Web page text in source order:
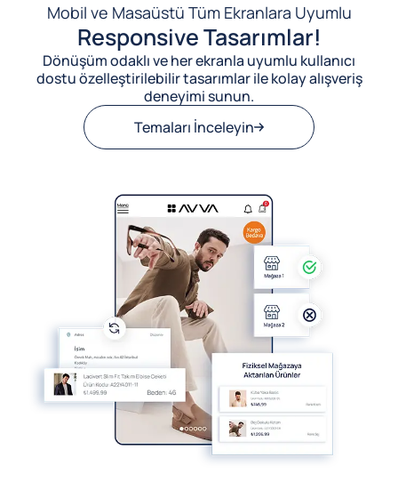
Mobil ve Masaüstü Tüm Ekranlara Uyumlu
Responsive Tasarımlar!
Dönüşüm odaklı ve her ekranla uyumlu kullanıcı
dostu özelleştirilebilir tasarımlar ile kolay alışveriş
deneyimi sunun.
Temaları İnceleyin